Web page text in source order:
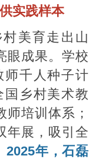
实践样本
美育走出山
眼成果。学校
师千人种子计
国乡村美术教
师培训体系；
年展，吸引全
2025年，石磊